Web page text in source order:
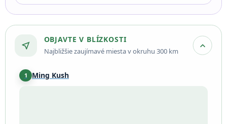
near_me
OBJAVTE V BLÍZKOSTI
Najbližšie zaujímavé miesta v okruhu 300 km expand_more
1 Ming Kush